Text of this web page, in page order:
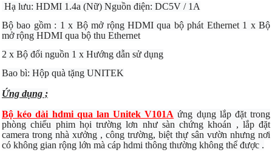
Hạ lưu: HDMI 1.4a (Nữ) Nguồn điện: DC5V / 1A
Bộ bao gồm : 1 x Bộ mở rộng HDMI qua bộ phát Ethernet 1 x Bộ
mở rộng HDMI qua bộ thu Ethernet
2 x Bộ đổi nguồn 1 x Hướng dẫn sử dụng
Bao bì: Hộp quà tặng UNITEK
Ứng dụng ;
Bộ kéo dài hdmi qua lan Unitek V101A ứng dụng lắp đặt trong
phòng chiếu phim họi trường lơn như sàn chứng khoán , lắp đặt
camera trong nhà xưởng , công trường, biệt thự sân vườn nhưng nơi
có không gian rộng lớn mà cáp hdmi thông thường không thể được .